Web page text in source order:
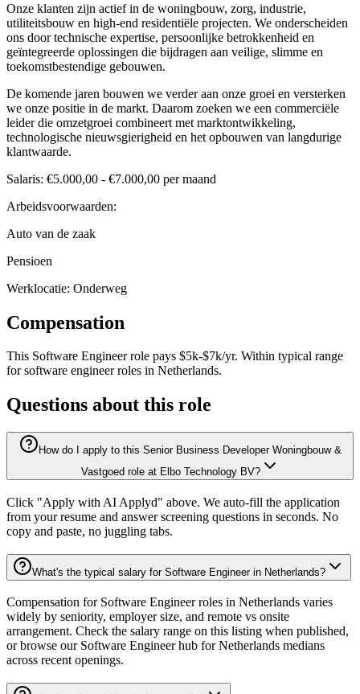
Onze klanten zijn actief in de woningbouw, zorg, industrie,
utiliteitsbouw en high-end residentiële projecten. We onderscheiden
ons door technische expertise, persoonlijke betrokkenheid en
geïntegreerde oplossingen die bijdragen aan veilige, slimme en
toekomstbestendige gebouwen.
De komende jaren bouwen we verder aan onze groei en versterken
we onze positie in de markt. Daarom zoeken we een commerciële
leider die omzetgroei combineert met marktontwikkeling,
technologische nieuwsgierigheid en het opbouwen van langdurige
klantwaarde.
Salaris: €5.000,00 - €7.000,00 per maand
Arbeidsvoorwaarden:
Auto van de zaak
Pensioen
Werklocatie: Onderweg
Compensation
This Software Engineer role pays $5k-$7k/yr. Within typical range
for software engineer roles in Netherlands.
Questions about this role
How do I apply to this Senior Business Developer Woningbouw &
Vastgoed role at Elbo Technology BV?
Click "Apply with AI Applyd" above. We auto-fill the application
from your resume and answer screening questions in seconds. No
copy and paste, no juggling tabs.
What's the typical salary for Software Engineer in Netherlands?
Compensation for Software Engineer roles in Netherlands varies
widely by seniority, employer size, and remote vs onsite
arrangement. Check the salary range on this listing when published,
or browse our Software Engineer hub for Netherlands medians
across recent openings.